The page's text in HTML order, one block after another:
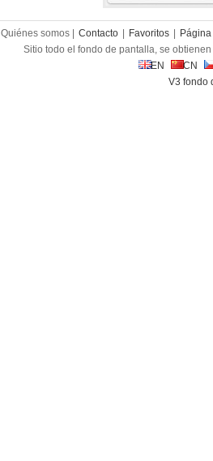
Quiénes somos | Contacto Favoritos
Sitio todo el fondo de pantalla, se
EN
CN
V3 fondo